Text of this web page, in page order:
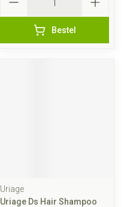
Bestel
Uriage
Uriage Ds Hair Shampoo